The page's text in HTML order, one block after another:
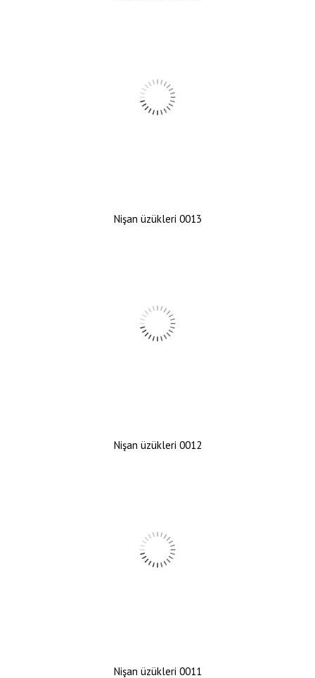
Nişan üzükleri 0013
Nişan üzükleri 0012
Nişan üzükleri 0011